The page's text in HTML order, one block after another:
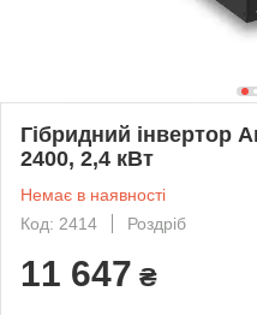
Гібридний інвертор
2400, 2,4 кВт
Немає в наявності
Код: 2414
Роздріб
11 647 ₴